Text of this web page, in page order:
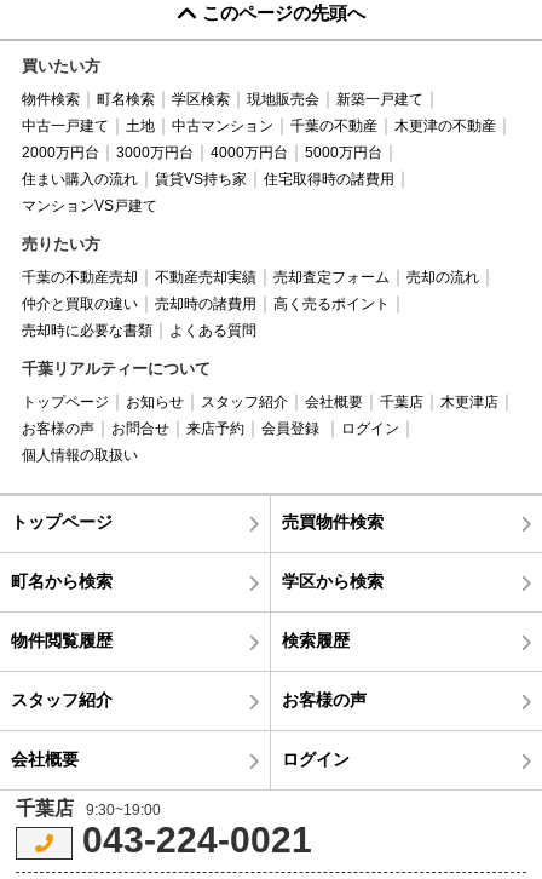
このページの先頭へ
買いたい方
物件検索 町名検索 学区検索 現地販売会
新築一戸建て
中古一戸建て
土地 中古マンション 千葉の不動産
木更津の不動産
2000万円台
3000万円台 4000万円台
5000万円台
住まい購入の流れ
賃貸VS持ち家
住宅取得時の諸費用
マンションVS戸建て
売りたい方
千葉の不動産売却 不動産売却実績 売却査定フォーム
売却の流れ
仲介と買取の違い
売却時の諸費用
高く売るポイント
売却時に必要な書類
よくある質問
千葉リアルティーについて
トップページ お知らせ スタッフ紹介 会社概要 千葉店
木更津店
お客様の声
お問合せ 来店予約 会員登録
ログイン
個人情報の取扱い
トップページ 売買物件検索
町名から検索 学区から検索
物件閲覧履歴 検索履歴
スタッフ紹介 お客様の声
会社概要 ログイン
千葉店 9:30~19:00
043-224-0021